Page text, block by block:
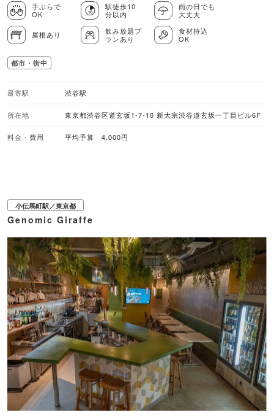
対応。
手ぶらで
OK
駅徒歩10
分以内
雨の日でも
大丈夫
屋根あり
飲み放題プ
ランあり
食材持込
OK
都市・街中
最寄駅 渋谷駅
所在地 東京都渋谷区道玄坂1-7-10 新大宗渋谷道玄坂一丁目ビル6F
料金・費用 平均予算 4,000円
小伝馬町駅／東京都
Genomic Giraffe